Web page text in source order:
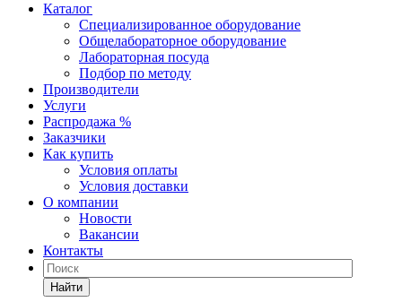
Каталог
Специализированное оборудование
Общелабораторное оборудование
Лабораторная посуда
Подбор по методу
Производители
Услуги
Распродажа %
Заказчики
Как купить
Условия оплаты
Условия доставки
О компании
Новости
Вакансии
Контакты
Найти